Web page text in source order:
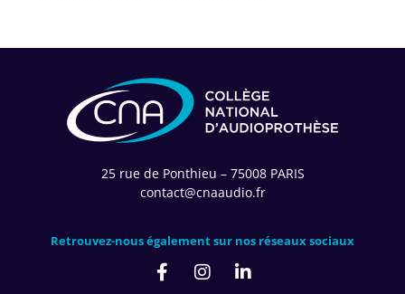
25 rue de Ponthieu – 75008 PARIS
contact@cnaaudio.fr
Retrouvez-nous également sur nos réseaux sociaux